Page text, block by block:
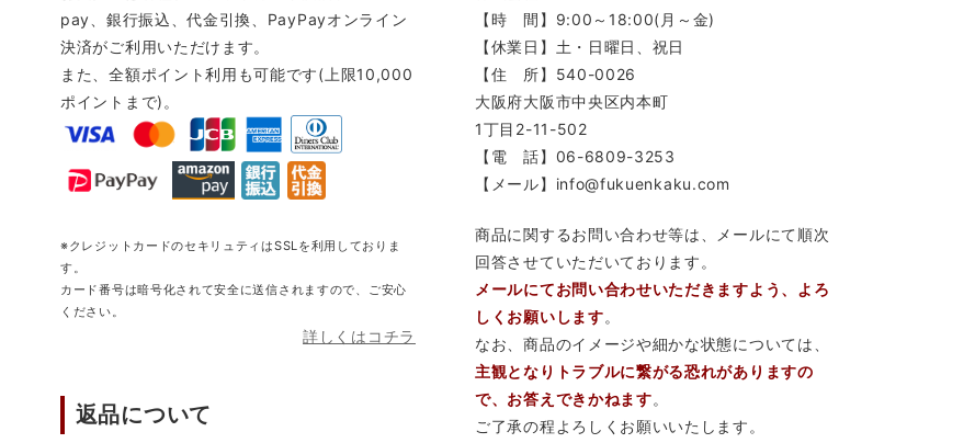
pay、銀行振込、代金引換、PayPayオンライン
決済がご利用いただけます。
また、全額ポイント利用も可能です(上限10,000
ポイントまで)。
※クレジットカードのセキリュティはSSLを利用しておりま
す。
カード番号は暗号化されて安全に送信されますので、ご安心
ください。
詳しくはコチラ
返品について
【時 間】9:00～18:00(月～金)
【休業日】土・日曜日、祝日
【住 所】540-0026
大阪府大阪市中央区内本町
1丁目2-11-502
【電 話】06-6809-3253
【メール】info@fukuenkaku.com
商品に関するお問い合わせ等は、メールにて順次
回答させていただいております。
メールにてお問い合わせいただきますよう、よろ
しくお願いします。
なお、商品のイメージや細かな状態については、
主観となりトラブルに繋がる恐れがありますの
で、お答えできかねます。
ご了承の程よろしくお願いいたします。